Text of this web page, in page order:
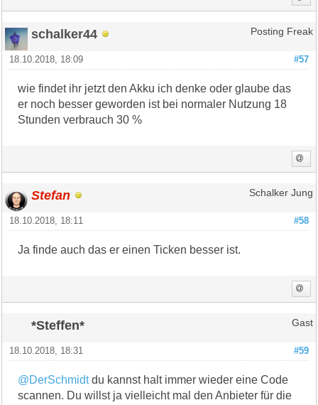
schalker44 Posting Freak
#57
18.10.2018, 18:09
wie findet ihr jetzt den Akku ich denke oder glaube das
er noch besser geworden ist bei normaler Nutzung 18
Stunden verbrauch 30 %
Stefan Schalker Jung
#58
18.10.2018, 18:11
Ja finde auch das er einen Ticken besser ist.
*Steffen* Gast
#59
18.10.2018, 18:31
@DerSchmidtdu kannst halt immer wieder eine Code
scannen. Du willst ja vielleicht mal den Anbieter für die